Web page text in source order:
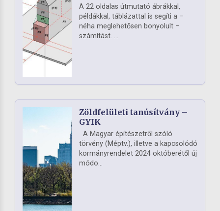
A 22 oldalas útmutató ábrákkal,
példákkal, táblázattal is segíti a –
néha meglehetősen bonyolult –
számítást. ...
Zöldfelületi tanúsítvány –
GYIK
A Magyar építészetről szóló
törvény (Méptv.), illetve a kapcsolódó
kormányrendelet 2024 októberétől új
módo...